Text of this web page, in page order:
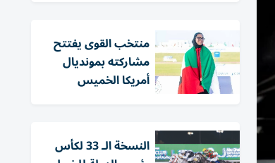
منتخب القوى يفتتح
مشاركته بمونديال
أمريكا الخميس
النسخة الـ 33 لكأس